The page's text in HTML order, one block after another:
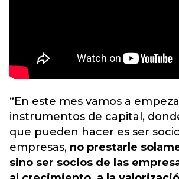
“En este mes vamos a
instrumentos de capital,
que pueden hacer es ser
empresas, no prestarle
sino ser socios de las